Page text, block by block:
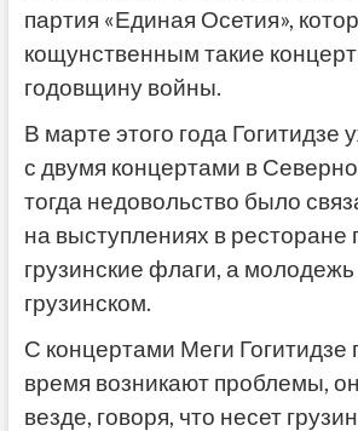
партия «Единая Осетия»,
кощунственным такие
годовщину войны.
В марте этого года Гогитидзе
с двумя концертами в
тогда недовольство было
на выступлениях в ресторане
грузинские флаги, а
грузинском.
С концертами Меги Гогитидзе
время возникают проблемы,
везде, говоря, что несет